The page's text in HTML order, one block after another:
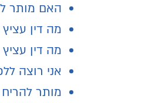
האם מותר
מה דין
מה דין
אני רוצה
מותר